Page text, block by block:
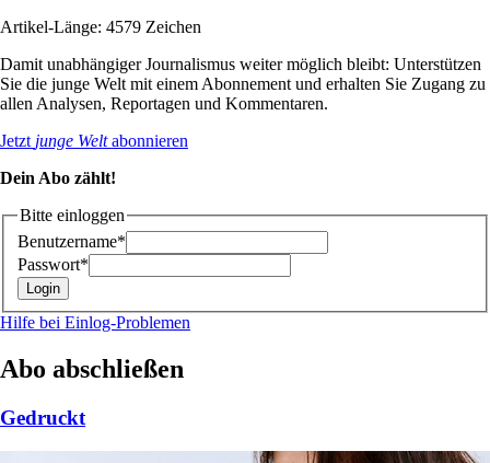
Artikel-Länge: 4579 Zeichen
Damit unabhängiger Journalismus weiter möglich bleibt: Unterstützen
Sie die junge Welt mit einem Abonnement und erhalten Sie Zugang zu
allen Analysen, Reportagen und Kommentaren.
Jetzt junge Weltabonnieren
Dein Abo zählt!
Bitte einloggen
Benutzername*
Passwort*
Hilfe bei Einlog-Problemen
Abo abschließen
Gedruckt